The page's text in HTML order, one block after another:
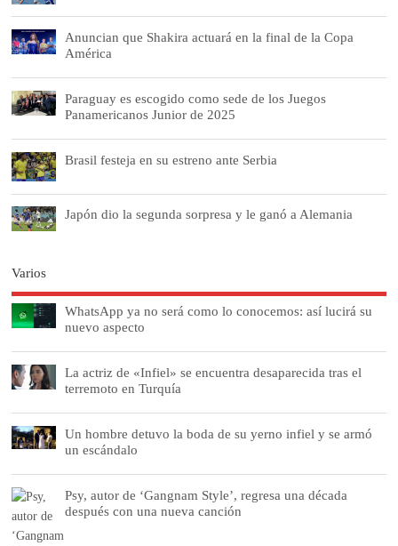
Anuncian que Shakira actuará en la final de la Copa
América
Paraguay es escogido como sede de los Juegos
Panamericanos Junior de 2025
Brasil festeja en su estreno ante Serbia
Japón dio la segunda sorpresa y le ganó a Alemania
Varios
WhatsApp ya no será como lo conocemos: así lucirá su
nuevo aspecto
La actriz de «Infiel» se encuentra desaparecida tras el
terremoto en Turquía
Un hombre detuvo la boda de su yerno infiel y se armó
un escándalo
Psy, autor de ‘Gangnam Style’, regresa una década
después con una nueva canción